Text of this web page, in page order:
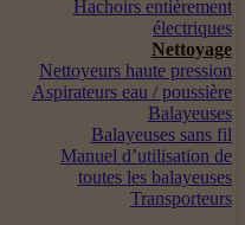
Hachoirs entièrement
électriques
Nettoyage
Nettoyeurs haute pression
Aspirateurs eau / poussière
Balayeuses
Balayeuses sans fil
Manuel d’utilisation de
toutes les balayeuses
Transporteurs